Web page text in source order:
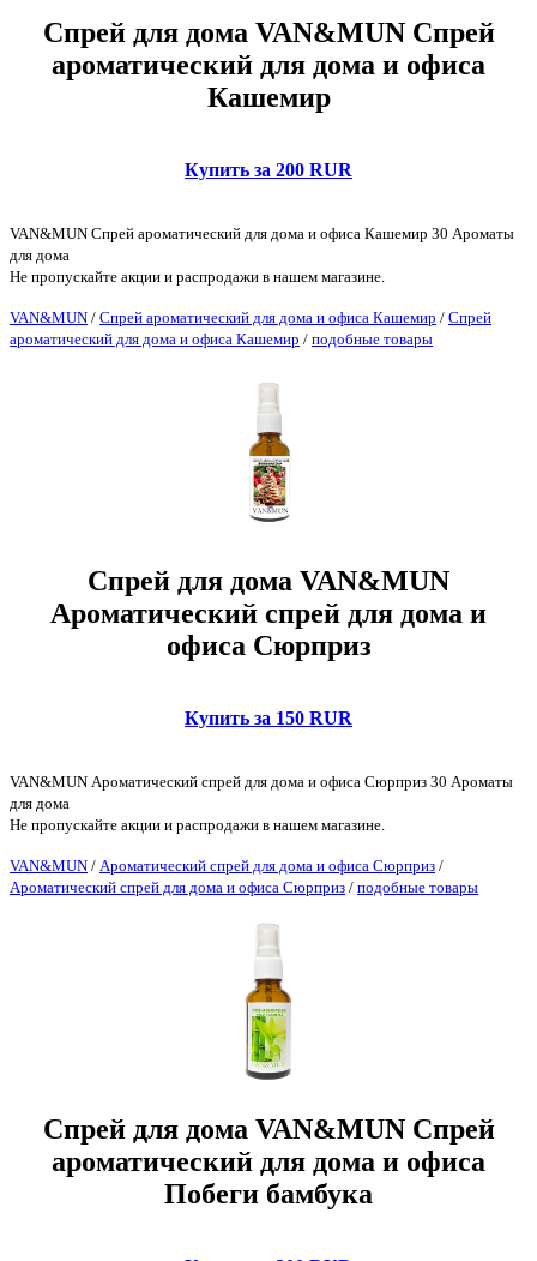
Спрей для дома VAN&MUN Спрей
ароматический для дома и офиса
Кашемир
Купить за 200 RUR
VAN&MUN Спрей ароматический для дома и офиса Кашемир 30 Ароматы
для дома
Не пропускайте акции и распродажи в нашем магазине.
VAN&MUN / Спрей ароматический для дома и офиса Кашемир / Спрей
ароматический для дома и офиса Кашемир / подобные товары
Спрей для дома VAN&MUN
Ароматический спрей для дома и
офиса Сюрприз
Купить за 150 RUR
VAN&MUN Ароматический спрей для дома и офиса Сюрприз 30 Ароматы
для дома
Не пропускайте акции и распродажи в нашем магазине.
VAN&MUN / Ароматический спрей для дома и офиса Сюрприз /
Ароматический спрей для дома и офиса Сюрприз / подобные товары
Спрей для дома VAN&MUN Спрей
ароматический для дома и офиса
Побеги бамбука